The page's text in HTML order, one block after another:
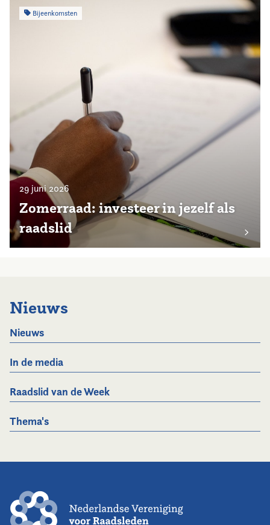
Bijeenkomsten
29 juni 2026
Zomerraad: investeer in jezelf als
raadslid
Nieuws
Nieuws
In de media
Raadslid van de Week
Thema's